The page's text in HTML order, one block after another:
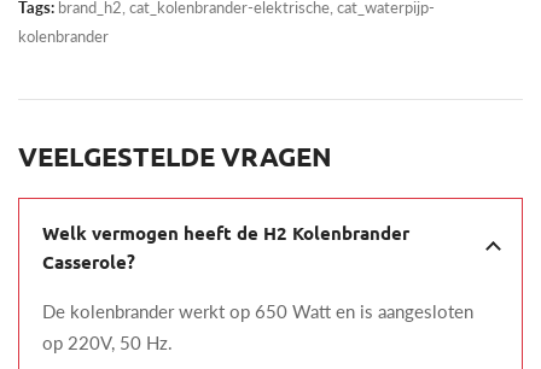
Tags: brand_h2, cat_kolenbrander-elektrische, cat_waterpijp-
kolenbrander
VEELGESTELDE VRAGEN
Welk vermogen heeft de H2 Kolenbrander
Casserole?
De kolenbrander werkt op 650 Watt en is aangesloten
op 220V, 50 Hz.